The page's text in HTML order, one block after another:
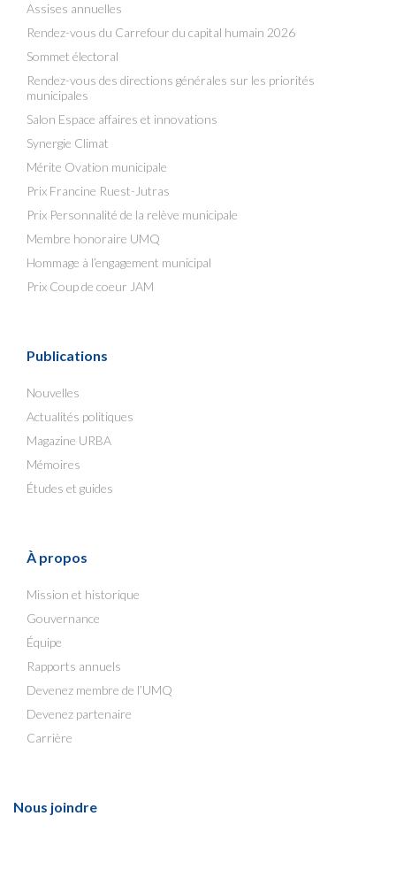
Assises annuelles
Rendez-vous du Carrefour du capital humain 2026
Sommet électoral
Rendez-vous des directions générales sur les priorités
municipales
Salon Espace affaires et innovations
Synergie Climat
Mérite Ovation municipale
Prix Francine Ruest-Jutras
Prix Personnalité de la relève municipale
Membre honoraire UMQ
Hommage à l’engagement municipal
Prix Coup de coeur JAM
Publications
Nouvelles
Actualités politiques
Magazine URBA
Mémoires
Études et guides
À propos
Mission et historique
Gouvernance
Équipe
Rapports annuels
Devenez membre de l’UMQ
Devenez partenaire
Carrière
Nous joindre